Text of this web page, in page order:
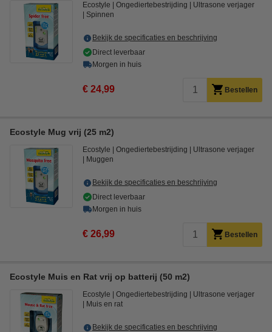
Ecostyle Ongediertebestrijding
Ultrasone verjager
Spinnen
Bekijk de specificaties en beschrijving
Direct leverbaar
Morgen in huis
€ 24,99 Bestellen
Ecostyle Mug vrij (25 m2)
Ecostyle Ongediertebestrijding
Ultrasone verjager
Muggen
Bekijk de specificaties en beschrijving
Direct leverbaar
Morgen in huis
€ 26,99 Bestellen
Ecostyle Muis en Rat vrij op batterij (50 m2)
Ecostyle Ongediertebestrijding
Ultrasone verjager
Muis en rat
Bekijk de specificaties en beschrijving